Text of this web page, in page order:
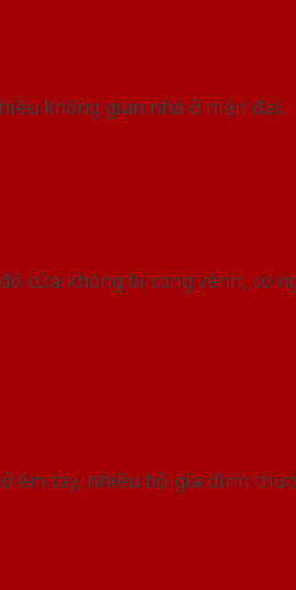
không gian nhà ở hiện đại.
cửa không bị cong vênh, co
êm tay, nhiều hộ gia đình